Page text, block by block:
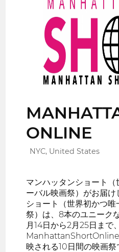
ONLINE
NYC, United States
マンハッタンショート（
ーバル映画祭）がお届
ショート（世界初かつ
祭）は、8本のユニーク
月14日から2月25日まで、
映される10日間の映画祭